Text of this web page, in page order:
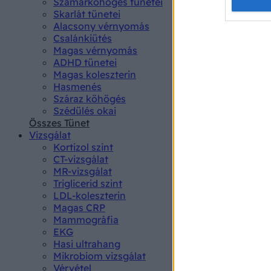
Skarlát tünetei
Alacsony vérnyomás
Csalánkiütés
Magas vérnyomás
ADHD tünetei
Magas koleszterin
Hasmenés
Száraz köhögés
Szédülés okai
Összes Tünet
Vizsgálat
Kortizol szint
CT-vizsgálat
MR-vizsgálat
Triglicerid szint
LDL-koleszterin
Magas CRP
Mammográfia
EKG
Hasi ultrahang
Mikrobiom vizsgálat
Vérvétel